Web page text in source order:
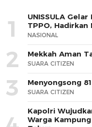
1
UNISSULA
TPPO,
NASIONAL
2 Mekkah Aman
SUARA CITIZEN
3 Menyongsong
SUARA CITIZEN
Kapolri
Warga